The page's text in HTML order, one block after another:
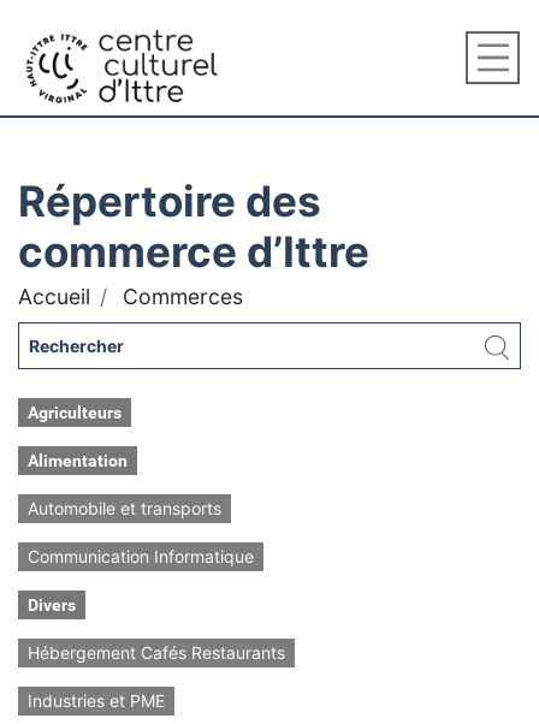
Répertoire des
commerce d’Ittre
Accueil Commerces
Agriculteurs
Alimentation
Automobile et transports
Communication Informatique
Divers
Hébergement Cafés Restaurants
Industries et PME